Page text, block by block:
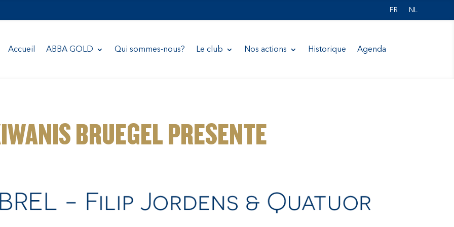
FR NL
Accueil ABBA GOLD Qui sommes-nous? Le club Nos actions Historique Agenda
BRUEGEL PRESENTE